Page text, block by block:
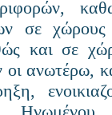
σε χώρους
και σε
οι ανωτέρω,